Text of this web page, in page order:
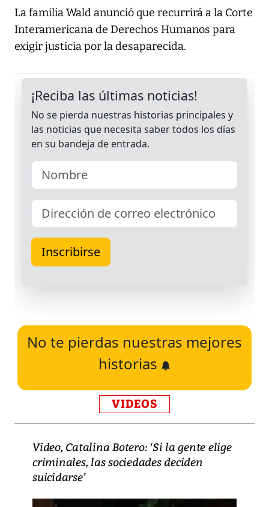
La familia Wald anunció que recurrirá a la Corte
Interamericana de Derechos Humanos para
exigir justicia por la desaparecida.
No te pierdas nuestras mejores
historias
VIDEOS
Video, Catalina Botero: ‘Si la gente elige
criminales, las sociedades deciden
suicidarse’